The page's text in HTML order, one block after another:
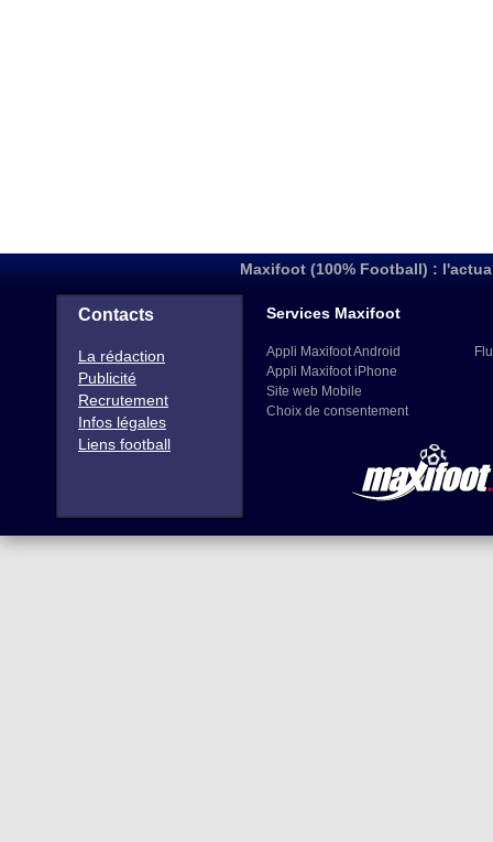
Maxifoot (100% Football) :
Contacts
La rédaction
Publicité
Recrutement
Infos légales
Liens football
Services Maxifoot
Appli Maxifoot Android
Appli Maxifoot iPhone
Site web Mobile
Choix de consentement